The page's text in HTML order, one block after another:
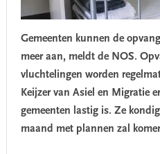
Gemeenten kunnen de
meer aan, meldt de NOS.
vluchtelingen worden
Keijzer van Asiel en Migratie
gemeenten lastig is. Ze
maand met plannen zal